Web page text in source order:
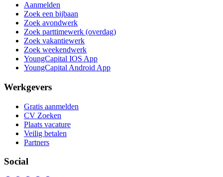
Aanmelden
Zoek een bijbaan
Zoek avondwerk
Zoek parttimewerk (overdag)
Zoek vakantiewerk
Zoek weekendwerk
YoungCapital IOS App
YoungCapital Android App
Werkgevers
Gratis aanmelden
CV Zoeken
Plaats vacature
Veilig betalen
Partners
Social